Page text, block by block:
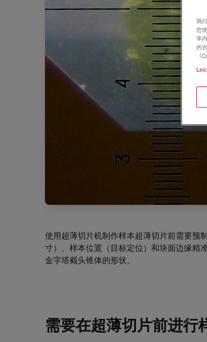
使用超薄切片机制作样本超薄切片前需要预
寸）、样本位置（目标定位）和块面边缘精
金字塔截头锥体的形状。
需要在超薄切片前进行
我
您
享
的
《